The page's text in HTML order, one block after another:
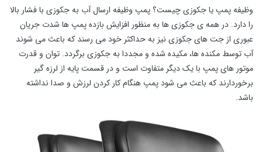
وظیفه پمپ‌ یا جکوزی چیست؟ پمپ وظیفه ارسال آب به جکوزی با فشار بالا
را دارد. در همه ی جکوزی ها به منظور افزایش بازده پمپ ها شدت جریان
عبوری از جت های جکوزی نیز به حداکثر خود می رسند که باعث می شوند
آب توسط مکنده ها، مکیده شده و مجددا به جکوزی برگردد. توان و قدرت
موتور های پمپ با یک دیگر متفاوت است و در قسمت پایه از لرزه گیر
برخوردارند که باعث می شود پمپ هنگام کار کردن لرزش و صدا نداشته
باشد.